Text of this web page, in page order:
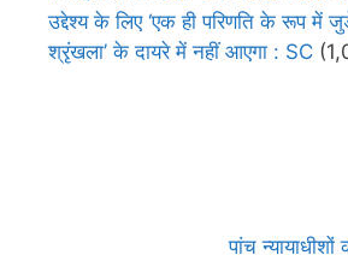
उद्देश्य के लिए ‘एक ही परिणति के रूप में
श्रृंखला’ के दायरे में नहीं आएगा : SC
पांच न्यायाधीशों